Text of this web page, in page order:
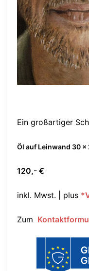
Ein großartiger
Öl auf Leinwand 30 x
120,- €
inkl. Mwst. | plus
Zum